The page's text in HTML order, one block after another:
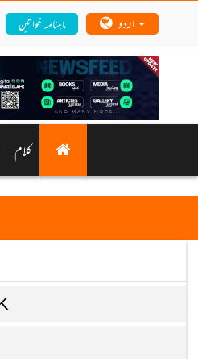
ماہنامہ خواتین
کلام